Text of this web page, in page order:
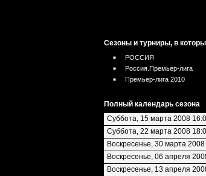
Сезоны и турниры, в
РОССИЯ
Россия.Премьер-лига
Премьер-лига 2010
Полный календарь сезона
Суббота, 15 марта 2008
Суббота, 22 марта 2008
Воскресенье, 30 марта
Воскресенье, 06 апреля
Воскресенье, 13 апреля